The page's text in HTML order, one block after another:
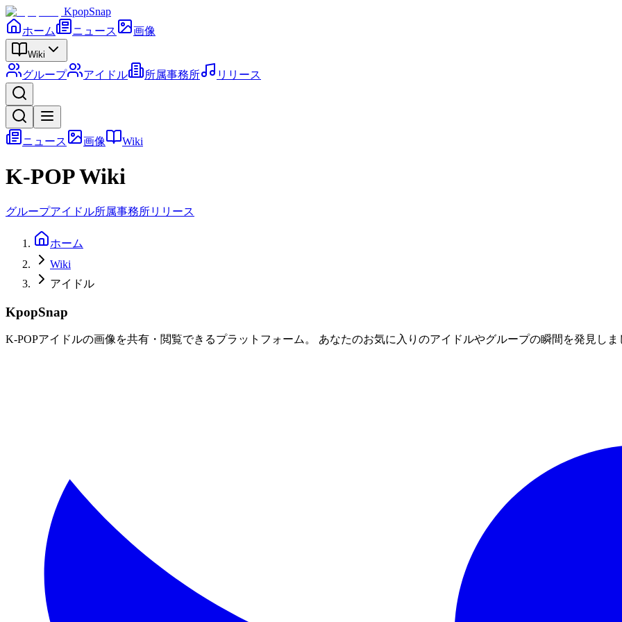
KpopSnap
ホーム
ニュース 画像
Wiki
グループ アイドル 所属事務所 リリース
ニュース 画像 Wiki
K-POP Wiki
グループアイドル所属事務所リリース
ホーム
Wiki
アイドル
KpopSnap
K-POPアイドルの画像を共有・閲覧できるプラットフォーム。 あなたのお気に入りのアイドルやグループの瞬間を発見しま